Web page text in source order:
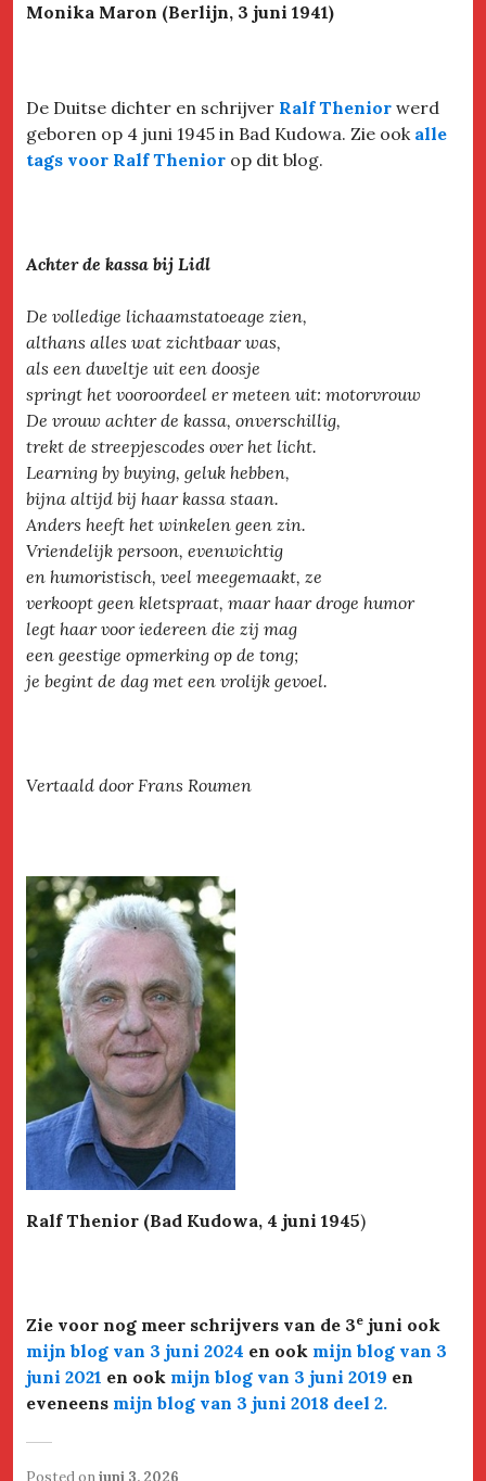
Monika Maron (Berlijn, 3 juni 1941)
De Duitse dichter en schrijver Ralf Thenior werd
geboren op 4 juni 1945 in Bad Kudowa. Zie ook alle
tags voor Ralf Thenior op dit blog.
Achter de kassa bij Lidl
De volledige lichaamstatoeage zien,
althans alles wat zichtbaar was,
als een duveltje uit een doosje
springt het vooroordeel er meteen uit: motorvrouw
De vrouw achter de kassa, onverschillig,
trekt de streepjescodes over het licht.
Learning by buying, geluk hebben,
bijna altijd bij haar kassa staan.
Anders heeft het winkelen geen zin.
Vriendelijk persoon, evenwichtig
en humoristisch, veel meegemaakt, ze
verkoopt geen kletspraat, maar haar droge humor
legt haar voor iedereen die zij mag
een geestige opmerking op de tong;
je begint de dag met een vrolijk gevoel.
Vertaald door Frans Roumen
Ralf Thenior (Bad Kudowa, 4 juni 1945)
Zie voor nog meer schrijvers van de 3e juni ook
mijn blog van 3 juni 2024 en ook mijn blog van 3
juni 2021 en ook mijn blog van 3 juni 2019 en
eveneens mijn blog van 3 juni 2018 deel 2.
Posted on juni 3, 2026